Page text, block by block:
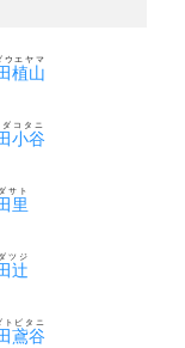
植山
ウエヤマ
小谷
コタニ
里
サト
辻
ツジ
鳶谷
トビタニ